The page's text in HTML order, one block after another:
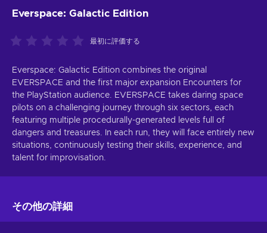
Everspace: Galactic Edition
最初に評価する
Everspace: Galactic Edition combines the original
EVERSPACE and the first major expansion Encounters for
the PlayStation audience. EVERSPACE takes daring space
pilots on a challenging journey through six sectors, each
featuring multiple procedurally-generated levels full of
dangers and treasures. In each run, they will face entirely new
situations, continuously testing their skills, experience, and
talent for improvisation.
その他の詳細